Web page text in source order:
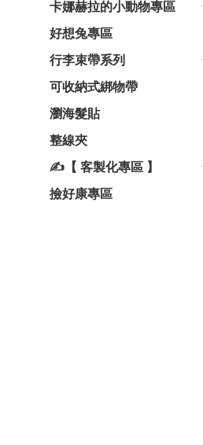
卡娜赫拉的小動物專區
好想兔專區
行李束帶系列
可收納式綁物帶
瀏海髮貼
整線夾
✍【 客製化專區 】
撿好康專區